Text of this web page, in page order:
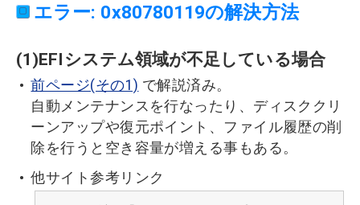
エラー: 0x80780119の解決方法
(1)EFIシステム領域が不足している場合
前ページ(その1) で解説済み。
自動メンテナンスを行なったり、ディスククリ
ーンアップや復元ポイント、ファイル履歴の削
除を行うと空き容量が増える事もある。
他サイト参考リンク